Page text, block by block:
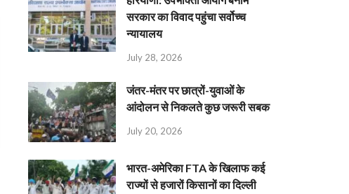
सरकार का विवाद पहुंचा सर्वोच्च
न्यायालय
July 28, 2026
जंतर-मंतर पर छात्रों-युवाओं के
आंदोलन से निकलते कुछ जरूरी सबक
July 20, 2026
भारत-अमेरिका FTA के खिलाफ कई
राज्यों से हजारों किसानों का दिल्ली